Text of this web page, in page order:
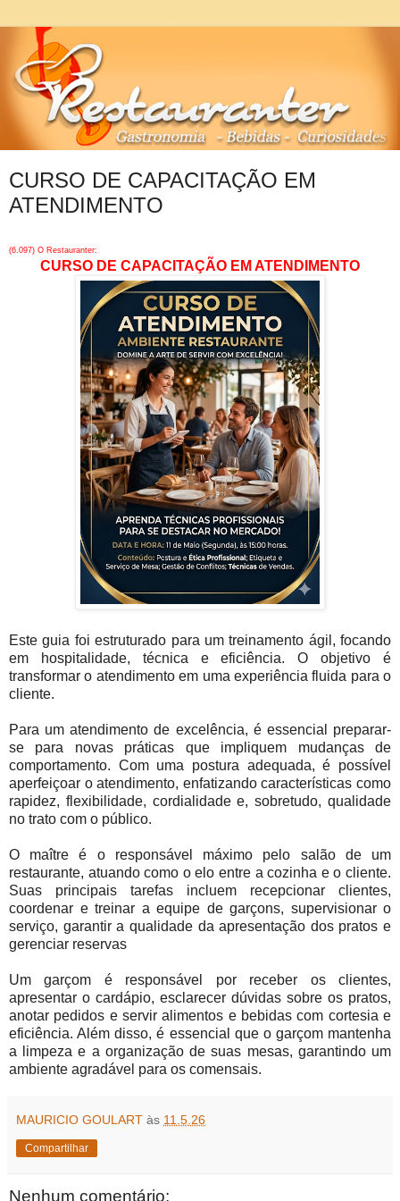
CURSO DE CAPACITAÇÃO EM
ATENDIMENTO
(6.097) O Restauranter:
CURSO DE CAPACITAÇÃO EM ATENDIMENTO
Este guia foi estruturado para um treinamento ágil, focando
em hospitalidade, técnica e eficiência. O objetivo é
transformar o atendimento em uma experiência fluida para o
cliente.
Para um atendimento de excelência, é essencial preparar-
se para novas práticas que impliquem mudanças de
comportamento. Com uma postura adequada, é possível
aperfeiçoar o atendimento, enfatizando características como
rapidez, flexibilidade, cordialidade e, sobretudo, qualidade
no trato com o público.
O maître é o responsável máximo pelo salão de um
restaurante, atuando como o elo entre a cozinha e o cliente.
Suas principais tarefas incluem recepcionar clientes,
coordenar e treinar a equipe de garçons, supervisionar o
serviço, garantir a qualidade da apresentação dos pratos e
gerenciar reservas
Um garçom é responsável por receber os clientes,
apresentar o cardápio, esclarecer dúvidas sobre os pratos,
anotar pedidos e servir alimentos e bebidas com cortesia e
eficiência. Além disso, é essencial que o garçom mantenha
a limpeza e a organização de suas mesas, garantindo um
ambiente agradável para os comensais.
MAURICIO GOULART às 11.5.26
Compartilhar
Nenhum comentário: